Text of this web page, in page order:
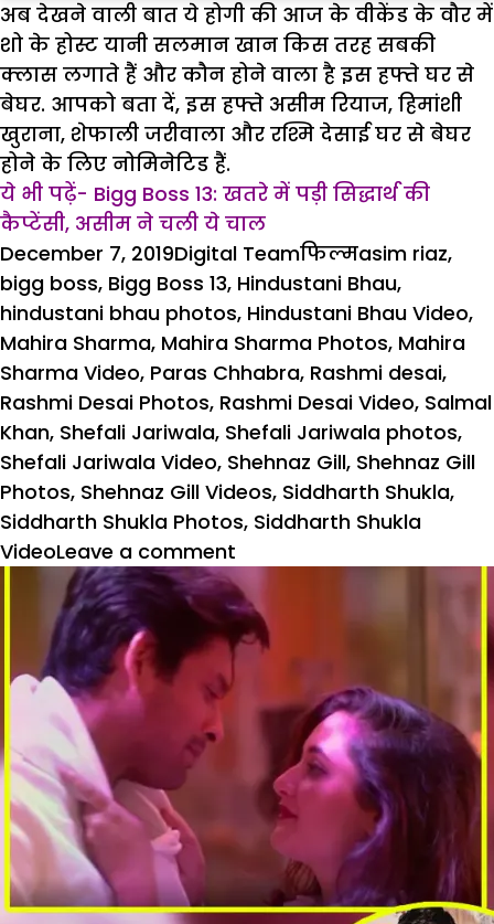
अब देखने वाली बात ये होगी की आज के वीकेंड के वौर में
शो के होस्ट यानी सलमान खान किस तरह सबकी
क्लास लगाते हैं और कौन होने वाला है इस हफ्ते घर से
बेघर. आपको बता दें, इस हफ्ते असीम रियाज, हिमांशी
खुराना, शेफाली जरीवाला और रश्मि देसाई घर से बेघर
होने के लिए नोमिनेटिड हैं.
ये भी पढ़ें- Bigg Boss 13: खतरे में पड़ी सिद्धार्थ की
कैप्टेंसी, असीम ने चली ये चाल
Posted
on
December 7, 2019Author
Digital TeamCategories
फिल्मTags
asim riaz,
bigg boss, Bigg Boss 13, Hindustani Bhau,
hindustani bhau photos, Hindustani Bhau Video,
Mahira Sharma, Mahira Sharma Photos, Mahira
Sharma Video, Paras Chhabra, Rashmi desai,
Rashmi Desai Photos, Rashmi Desai Video, Salmal
Khan, Shefali Jariwala, Shefali Jariwala photos,
Shefali Jariwala Video, Shehnaz Gill, Shehnaz Gill
Photos, Shehnaz Gill Videos, Siddharth Shukla,
Siddharth Shukla Photos, Siddharth Shukla
VideoLeave a comment
Bigg
Boss
13:
कंटेस्टेंट
से
टूटी
रश्मि
देसाई
की